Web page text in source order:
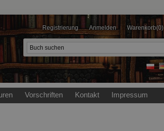
Registrierung Anmelden Warenkorb(0)
Vorschriften Kontakt Impressum